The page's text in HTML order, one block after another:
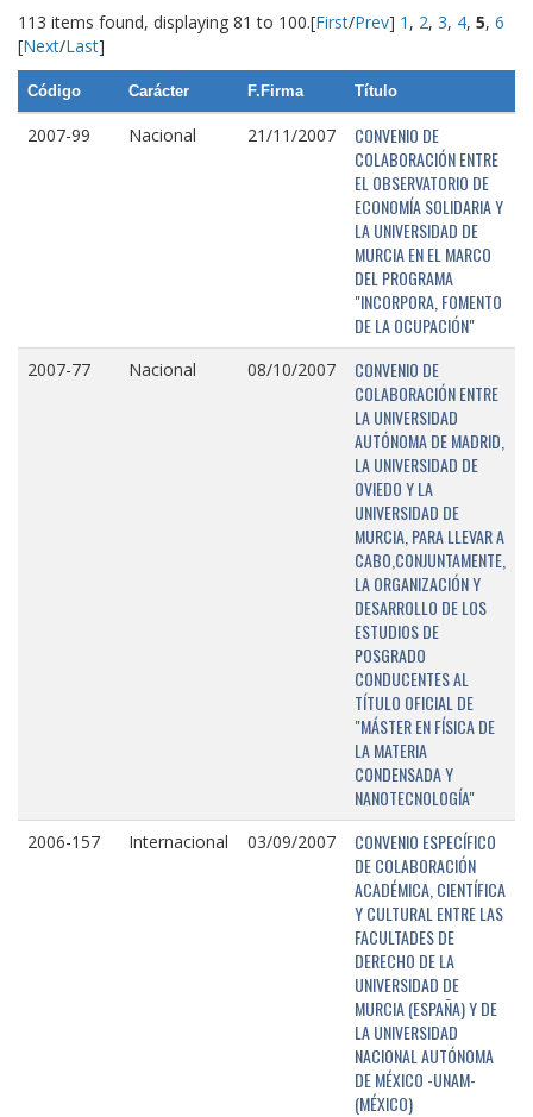
113 items found, displaying 81 to 100.[First/Prev] 1 , 2, 3, 4, 5, 6
[Next/Last]
Código Carácter F.Firma Título
2007-99 Nacional 21/11/2007
CONVENIO DE
COLABORACIÓN ENTRE
EL OBSERVATORIO DE
ECONOMÍA SOLIDARIA Y
LA UNIVERSIDAD DE
MURCIA EN EL MARCO
DEL PROGRAMA
"INCORPORA, FOMENTO
DE LA OCUPACIÓN"
2007-77 Nacional 08/10/2007
CONVENIO DE
COLABORACIÓN ENTRE
LA UNIVERSIDAD
AUTÓNOMA DE MADRID,
LA UNIVERSIDAD DE
OVIEDO Y LA
UNIVERSIDAD DE
MURCIA, PARA LLEVAR A
CABO,CONJUNTAMENTE,
LA ORGANIZACIÓN Y
DESARROLLO DE LOS
ESTUDIOS DE
POSGRADO
CONDUCENTES AL
TÍTULO OFICIAL DE
"MÁSTER EN FÍSICA DE
LA MATERIA
CONDENSADA Y
NANOTECNOLOGÍA"
2006-157 Internacional 03/09/2007
CONVENIO ESPECÍFICO
DE COLABORACIÓN
ACADÉMICA, CIENTÍFICA
Y CULTURAL ENTRE LAS
FACULTADES DE
DERECHO DE LA
UNIVERSIDAD DE
MURCIA (ESPAÑA) Y DE
LA UNIVERSIDAD
NACIONAL AUTÓNOMA
DE MÉXICO -UNAM-
(MÉXICO)